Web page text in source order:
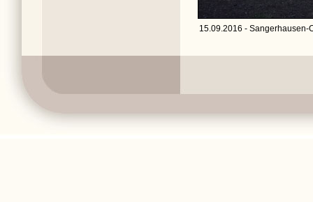
15.09.2016 - Sangerhausen-